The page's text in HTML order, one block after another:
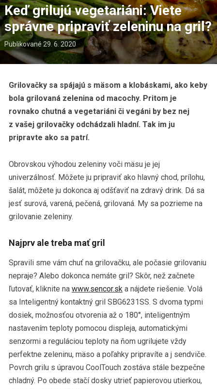
Keď grilujú vegetariáni: Viete
správne pripraviť zeleninu na gril?
Publikované 29. 6. 2020
Grilovačky sa spájajú s mäsom a klobáskami, ako keby
bola grilovaná zelenina od macochy. Pritom je
rovnako chutná a vegetariáni či vegáni by bez nej
z vašej grilovačky odchádzali hladní. Tak im ju
pripravte ako sa patrí.
Obrovskou výhodou zeleniny voči mäsu je jej
univerzálnosť. Môžete ju pripraviť ako hlavný chod, prílohu,
šalát, môžete ju dokonca aj odšťaviť na zdravý drink. Dá sa
jesť surová, varená, pečená, grilovaná. My sa pozrieme na
grilovanie zeleniny.
Najprv ale treba mať gril
Spravili sme vám chuť na grilovačku, ale počasie grilovaniu
nepraje? Alebo dokonca nemáte gril? Skôr, než začnete
ľutovať, kliknite na www.sencor.ska nájdete riešenie. Volá
sa Inteligentný kontaktný gril SBG6231SS. S dvoma typmi
dosiek, možnosťou otvorenia až o 180°, inteligentným
nastavením teploty pomocou displeja, automatickými
senzormi a reguláciou teploty na ňom ugrilujete vždy
perfektne zeleninu, mäso a poľahky pripravíte a j sendviče.
Povrch grilu s úpravou CoolTouch zostáva stále bezpečne
chladný. Po obede stačí dosky utrieť papierovou utierkou,